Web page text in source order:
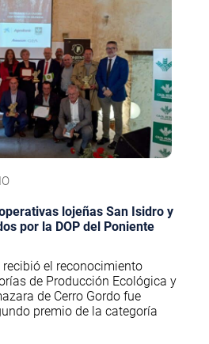
lojeñas San Isidro y
por la DOP del Poniente
recibió el reconocimiento
de Producción Ecológica y
de Cerro Gordo fue
premio de la categoría